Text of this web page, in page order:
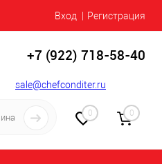
Вход Регистрация
+7 (922) 718-58-40
sale@chefconditer.ru
0 0